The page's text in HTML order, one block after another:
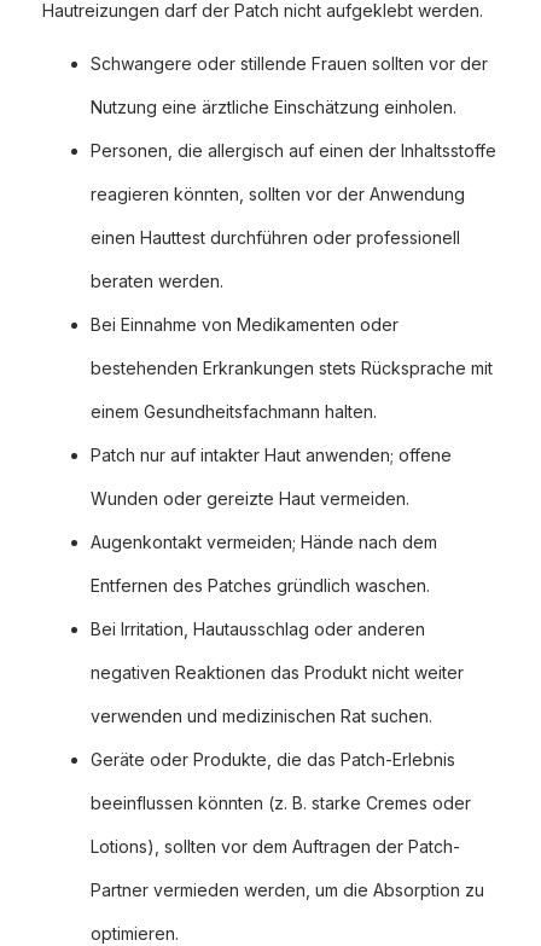
Hautreizungen darf der Patch nicht aufgeklebt werden.
Schwangere oder stillende Frauen sollten vor der
Nutzung eine ärztliche Einschätzung einholen.
Personen, die allergisch auf einen der Inhaltsstoffe
reagieren könnten, sollten vor der Anwendung
einen Hauttest durchführen oder professionell
beraten werden.
Bei Einnahme von Medikamenten oder
bestehenden Erkrankungen stets Rücksprache mit
einem Gesundheitsfachmann halten.
Patch nur auf intakter Haut anwenden; offene
Wunden oder gereizte Haut vermeiden.
Augenkontakt vermeiden; Hände nach dem
Entfernen des Patches gründlich waschen.
Bei Irritation, Hautausschlag oder anderen
negativen Reaktionen das Produkt nicht weiter
verwenden und medizinischen Rat suchen.
Geräte oder Produkte, die das Patch-Erlebnis
beeinflussen könnten (z. B. starke Cremes oder
Lotions), sollten vor dem Auftragen der Patch-
Partner vermieden werden, um die Absorption zu
optimieren.